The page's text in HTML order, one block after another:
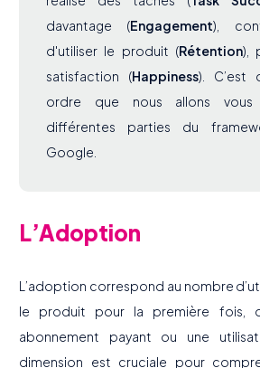
davantage (Engagement),
d'utiliser le produit (Rétention),
satisfaction (Happiness). C’est
ordre que nous allons vous
différentes parties du
Google.
L’Adoption
L’adoption correspond au nombre
le produit pour la première fois,
abonnement payant ou une
dimension est cruciale pour